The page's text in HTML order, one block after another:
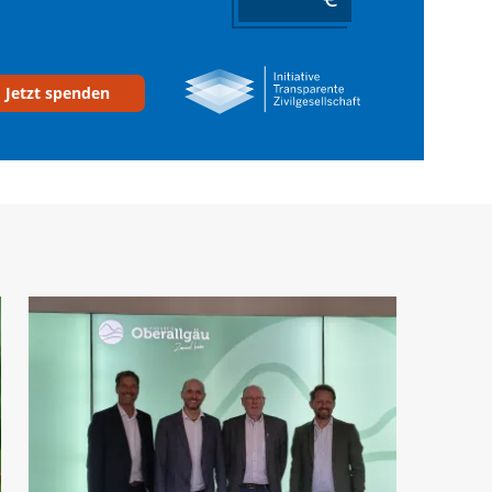
Jetzt spenden